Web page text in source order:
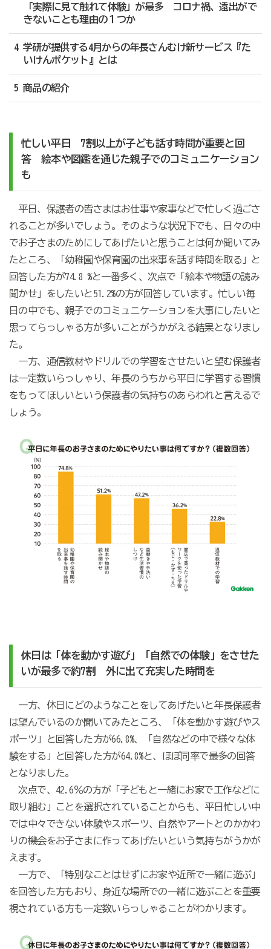
「実際に見て触れて体験」が最多 コロナ禍、遠出がで
きないことも理由の１つか
4 学研が提供する4月からの年長さんむけ新サービス『た
いけんポケット』とは
5 商品の紹介
忙しい平日 7割以上が子ども話す時間が重要と回
答 絵本や図鑑を通じた親子でのコミュニケーション
も
平日、保護者の皆さまはお仕事や家事などで忙しく過ごさ
れることが多いでしょう。そのような状況下でも、日々の中
でお子さまのためにしてあげたいと思うことは何か聞いてみ
たところ、「幼稚園や保育園の出来事を話す時間を取る」と
回答した方が74.8 %と一番多く、次点で「絵本や物語の読み
聞かせ」をしたいと51.2%の方が回答しています。忙しい毎
日の中でも、親子でのコミュニケーションを大事にしたいと
思ってらっしゃる方が多いことがうかがえる結果となりまし
た。
一方、通信教材やドリルでの学習をさせたいと望む保護者
は一定数いらっしゃり、年長のうちから平日に学習する習慣
をもってほしいという保護者の気持ちのあらわれと言えるで
しょう。
休日は「体を動かす遊び」「自然での体験」をさせた
いが最多で約7割 外に出て充実した時間を
一方、休日にどのようなことをしてあげたいと年長保護者
は望んでいるのか聞いてみたところ、「体を動かす遊びやス
ポーツ」と回答した方が66.8%、「自然などの中で様々な体
験をする」と回答した方が64.8%と、ほぼ同率で最多の回答
となりました。
次点で、42.6％の方が「子どもと一緒にお家で工作などに
取り組む」ことを選択されていることからも、平日忙しい中
では中々できない体験やスポーツ、自然やアートとのかかわ
りの機会をお子さまに作ってあげたいという気持ちがうかが
えます。
一方で、「特別なことはせずにお家や近所で一緒に遊ぶ」
を回答した方もおり、身近な場所での一緒に遊ぶことを重要
視されている方も一定数いらっしゃることがわかります。